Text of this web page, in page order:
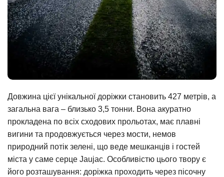
Довжина цієї унікальної доріжки становить 427 метрів, а
загальна вага – близько 3,5 тонни. Вона акуратно
прокладена по всіх сходових прольотах, має плавні
вигини та продовжується через мости, немов
природний потік зелені, що веде мешканців і гостей
міста у саме серце Jaujac. Особливістю цього твору є
його розташування: доріжка проходить через пісочну